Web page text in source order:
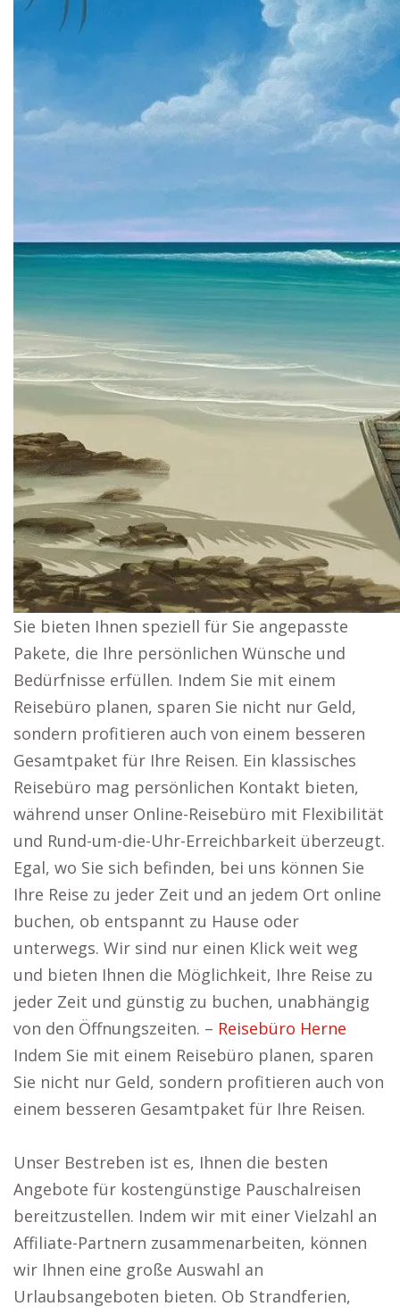
Sie bieten Ihnen speziell für Sie angepasste
Pakete, die Ihre persönlichen Wünsche und
Bedürfnisse erfüllen. Indem Sie mit einem
Reisebüro planen, sparen Sie nicht nur Geld,
sondern profitieren auch von einem besseren
Gesamtpaket für Ihre Reisen. Ein klassisches
Reisebüro mag persönlichen Kontakt bieten,
während unser Online-Reisebüro mit Flexibilität
und Rund-um-die-Uhr-Erreichbarkeit überzeugt.
Egal, wo Sie sich befinden, bei uns können Sie
Ihre Reise zu jeder Zeit und an jedem Ort online
buchen, ob entspannt zu Hause oder
unterwegs. Wir sind nur einen Klick weit weg
und bieten Ihnen die Möglichkeit, Ihre Reise zu
jeder Zeit und günstig zu buchen, unabhängig
von den Öffnungszeiten. – Reisebüro Herne
Indem Sie mit einem Reisebüro planen, sparen
Sie nicht nur Geld, sondern profitieren auch von
einem besseren Gesamtpaket für Ihre Reisen.
Unser Bestreben ist es, Ihnen die besten
Angebote für kostengünstige Pauschalreisen
bereitzustellen. Indem wir mit einer Vielzahl an
Affiliate-Partnern zusammenarbeiten, können
wir Ihnen eine große Auswahl an
Urlaubsangeboten bieten. Ob Strandferien,